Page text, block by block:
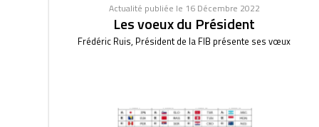
Actualité publiée le 16 Décembre 2022
Les voeux du Président
Frédéric Ruis, Président de la FIB présente ses vœux